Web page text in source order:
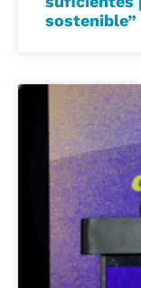
sostenible”